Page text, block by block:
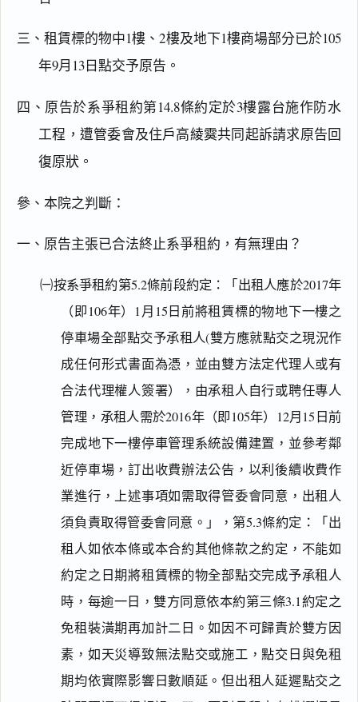
三、租賃標的物中1樓、2樓及地下1樓商場部分已於105
年9月13日點交予原告。
四、原告於系爭租約第14.8條約定於3樓露台施作防水
工程，遭管委會及住戶高綾霙共同起訴請求原告回
復原狀。
參、本院之判斷：
一、原告主張已合法終止系爭租約，有無理由？
㈠按系爭租約第5.2條前段約定：「出租人應於2017年
（即106年）1月15日前將租賃標的物地下一樓之
停車場全部點交予承租人(雙方應就點交之現況作
成任何形式書面為憑，並由雙方法定代理人或有
合法代理權人簽署），由承租人自行或聘任專人
管理，承租人需於2016年（即105年）12月15日前
完成地下一樓停車管理系統設備建置，並參考鄰
近停車場，訂出收費辦法公告，以利後續收費作
業進行，上述事項如需取得管委會同意，出租人
須負責取得管委會同意。」，第5.3條約定：「出
租人如依本條或本合約其他條款之約定，不能如
約定之日期將租賃標的物全部點交完成予承租人
時，每逾一日，雙方同意依本約第三條3.1約定之
免租裝潢期再加計二日。如因不可歸責於雙方因
素，如天災導致無法點交或施工，點交日與免租
期均依實際影響日數順延。但出租人延遲點交之